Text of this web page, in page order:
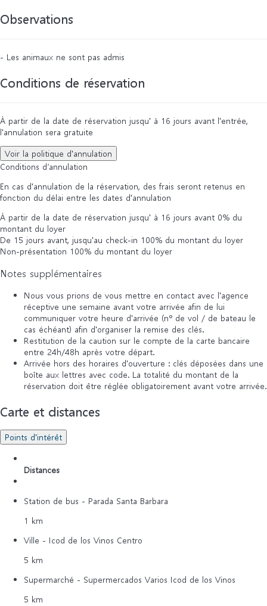
Observations
- Les animaux ne sont pas admis
Conditions de réservation
À partir de la date de réservation jusqu' à 16 jours avant l'entrée,
l'annulation sera gratuite
Voir la politique d'annulation
Conditions d’annulation
En cas d'annulation de la réservation, des frais seront retenus en
fonction du délai entre les dates d'annulation
À partir de la date de réservation jusqu' à 16 jours avant 0% du
montant du loyer
De 15 jours avant, jusqu'au check-in 100% du montant du loyer
Non-présentation 100% du montant du loyer
Notes supplémentaires
Nous vous prions de vous mettre en contact avec l'agence
réceptive une semaine avant votre arrivée afin de lui
communiquer votre heure d'arrivée (nº de vol / de bateau le
cas échéant) afin d'organiser la remise des clés.
Restitution de la caution sur le compte de la carte bancaire
entre 24h/48h après votre départ.
Arrivée hors des horaires d'ouverture : clés déposées dans une
boîte aux lettres avec code. La totalité du montant de la
réservation doit être réglée obligatoirement avant votre arrivée.
Carte et distances
Points d'intérêt
Distances
Station de bus - Parada Santa Barbara
1 km
Ville - Icod de los Vinos Centro
5 km
Supermarché - Supermercados Varios Icod de los Vinos
5 km